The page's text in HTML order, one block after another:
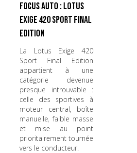
Focus Auto : Lotus
Exige 420 Sport Final
Edition
La Lotus Exige 420
Sport Final Edition
appartient à une
catégorie devenue
presque introuvable :
celle des sportives à
moteur central, boîte
manuelle, faible masse
et mise au point
prioritairement tournée
vers le conducteur.